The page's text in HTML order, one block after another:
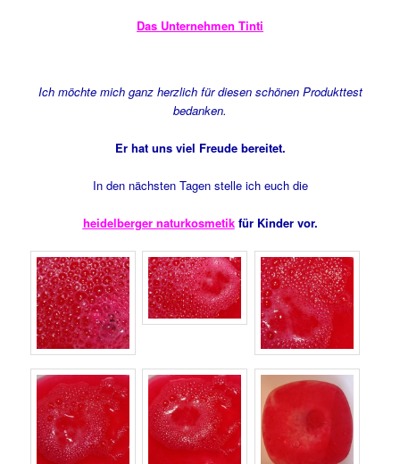
Das Unternehmen Tinti
Ich möchte mich ganz herzlich für diesen schönen Produkttest
bedanken.
Er hat uns viel Freude bereitet.
In den nächsten Tagen stelle ich euch die
heidelberger naturkosmetikfür Kinder vor.